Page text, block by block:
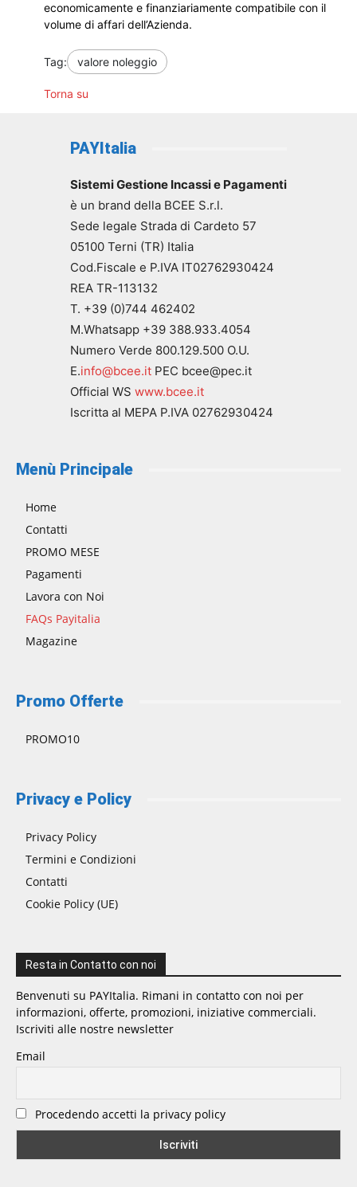
economicamente e finanziariamente compatibile con il
volume di affari dell’Azienda.
Tag: valore noleggio
Torna su
PAYItalia
Sistemi Gestione Incassi e Pagamenti
è un brand della BCEE S.r.l.
Sede legale Strada di Cardeto 57
05100 Terni (TR) Italia
Cod.Fiscale e P.IVA IT02762930424
REA TR-113132
T. +39 (0)744 462402
M.Whatsapp +39 388.933.4054
Numero Verde 800.129.500 O.U.
E.info@bcee.it PEC bcee@pec.it
Official WS www.bcee.it
Iscritta al MEPA P.IVA 02762930424
Menù Principale
Home
Contatti
PROMO MESE
Pagamenti
Lavora con Noi
FAQs Payitalia
Magazine
Promo Offerte
PROMO10
Privacy e Policy
Privacy Policy
Termini e Condizioni
Contatti
Cookie Policy (UE)
Resta in Contatto con noi
Benvenuti su PAYItalia. Rimani in contatto con noi per
informazioni, offerte, promozioni, iniziative commerciali.
Iscriviti alle nostre newsletter
Email
Procedendo accetti la privacy policy